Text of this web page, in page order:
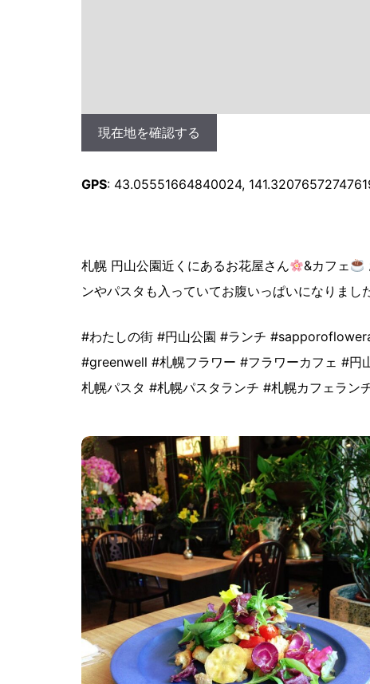
現在地を確認する
GPS: 43.05551664840024,
札幌 円山公園近くにあるお花屋さん &カフェ
ンやパスタも入っていてお腹いっぱいになりま
#わたしの街 #円山公園 #ランチ
#greenwell #札幌フラワー #フラワーカフェ #円
札幌パスタ #札幌パスタランチ #札幌カフェラン